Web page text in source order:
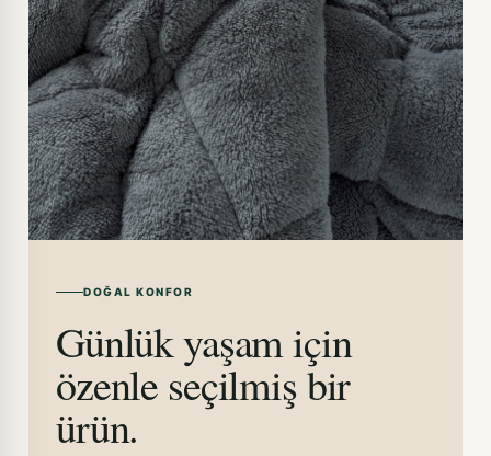
DOĞAL KONFOR
Günlük yaşam için
özenle seçilmiş bir
ürün.